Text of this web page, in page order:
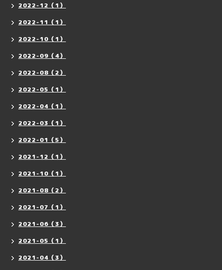
2022-12（1）
2022-11（1）
2022-10（1）
2022-09（4）
2022-08（2）
2022-05（1）
2022-04（1）
2022-03（1）
2022-01（5）
2021-12（1）
2021-10（1）
2021-08（2）
2021-07（1）
2021-06（3）
2021-05（1）
2021-04（3）